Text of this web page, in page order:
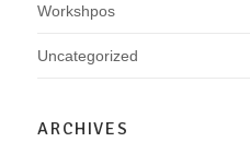
Workshpos
Uncategorized
ARCHIVES